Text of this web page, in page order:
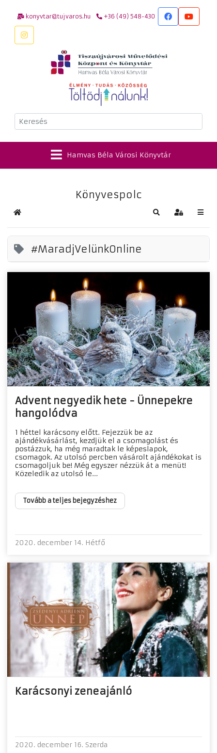
konyvtar@tujvaros.hu +36 (49) 548-430
Keresés
Hamvas Béla Városi Könyvtár
Könyvespolc
Kezdőlap Keresés
#MaradjVelünkOnline
Advent negyedik hete - Ünnepekre
hangolódva
1 héttel karácsony előtt. Fejezzük be az
ajándékvásárlást, kezdjük el a csomagolást és
postázzuk, ha még maradtak le képeslapok,
csomagok. Az utolsó percben vásárolt ajándékokat is
csomagoljuk be! Még egyszer nézzük át a menüt!
Közeledik az utolsó le...
Tovább a teljes bejegyzéshez
2020. december 14. Hétfő
Karácsonyi zeneajánló
2020. december 16. Szerda